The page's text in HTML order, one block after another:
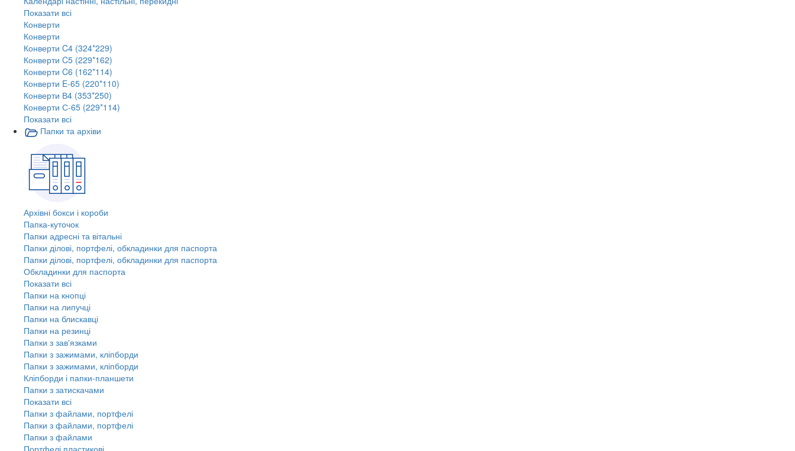
Показати всі
Конверти
Конверти
Конверти C4 (324*229)
Конверти C5 (229*162)
Конверти C6 (162*114)
Конверти E-65 (220*110)
Конверти В4 (353*250)
Конверти С-65 (229*114)
Показати всі
Папки та архіви
Архівні бокси і короби
Папка-куточок
Папки адресні та вітальні
Папки ділові, портфелі, обкладинки для паспорта
Папки ділові, портфелі, обкладинки для паспорта
Обкладинки для паспорта
Показати всі
Папки на кнопці
Папки на липучці
Папки на блискавці
Папки на резинці
Папки з зав'язками
Папки з зажимами, кліпборди
Папки з зажимами, кліпборди
Кліпборди і папки-планшети
Папки з затискачами
Показати всі
Папки з файлами, портфелі
Папки з файлами, портфелі
Папки з файлами
Портфелі пластикові